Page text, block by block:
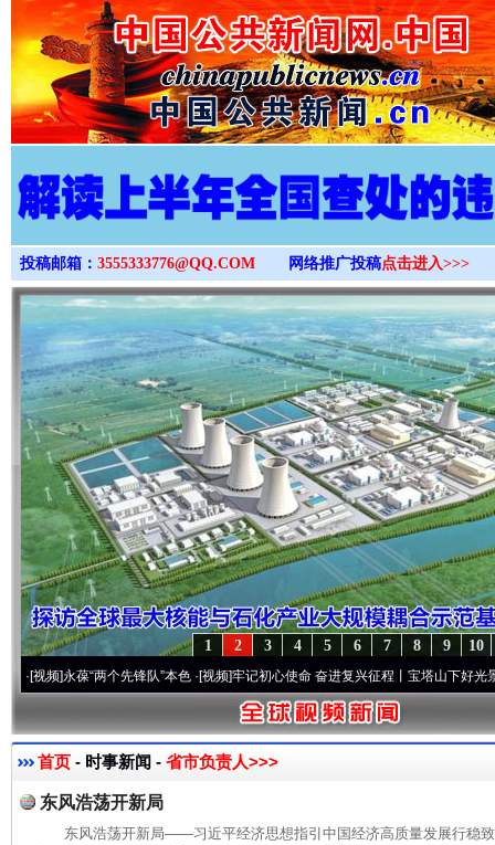
>
投稿邮箱： 3555333776@QQ.COM 网络推广投稿点击进入>>>
10
9
8
7
6
5
4
3
2
1
永葆“两个先锋队”本色·[视频]牢记初心使命 奋进复兴征程丨宝塔山下好光景..·[视频]
首页 - 时事新闻 - 省市负责人>>>
东风浩荡开新局
东风浩荡开新局——习近平经济思想指引中国经济高质量发展行